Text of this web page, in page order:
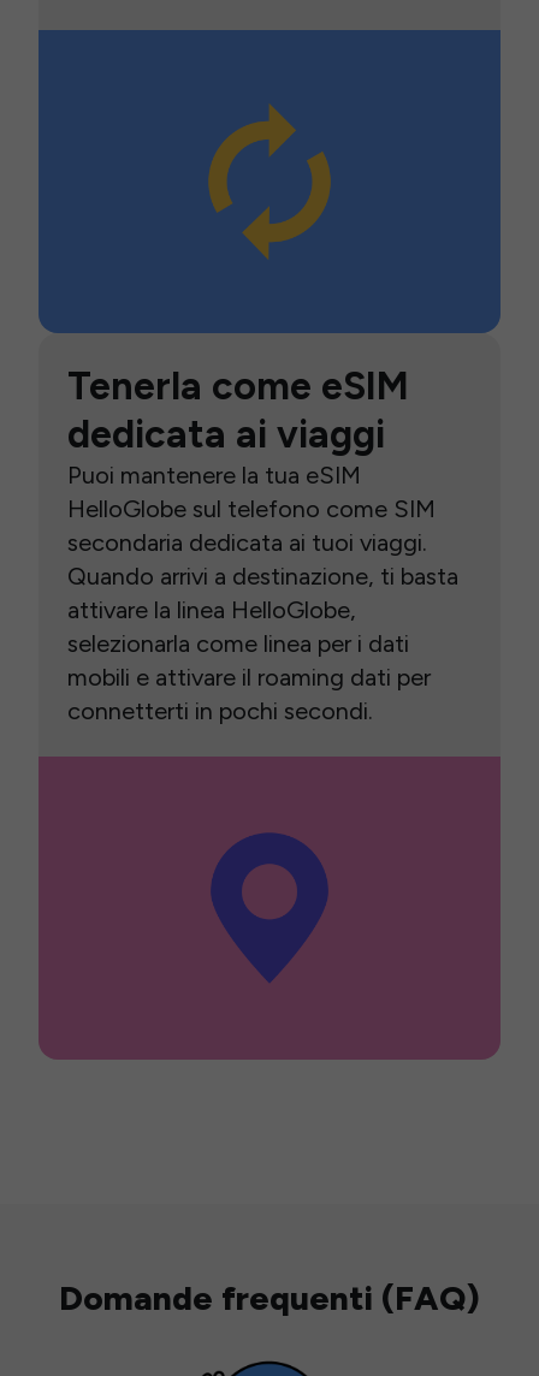
Tenerla come eSIM
dedicata ai viaggi
Puoi mantenere la tua eSIM
HelloGlobe sul telefono come SIM
secondaria dedicata ai tuoi viaggi.
Quando arrivi a destinazione, ti basta
attivare la linea HelloGlobe,
selezionarla come linea per i dati
mobili e attivare il roaming dati per
connetterti in pochi secondi.
Domande frequenti (FAQ)